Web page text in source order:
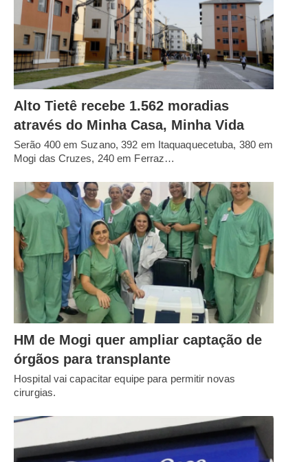
Alto Tietê recebe 1.562 moradias
através do Minha Casa, Minha Vida
Serão 400 em Suzano, 392 em Itaquaquecetuba, 380 em
Mogi das Cruzes, 240 em Ferraz…
HM de Mogi quer ampliar captação de
órgãos para transplante
Hospital vai capacitar equipe para permitir novas
cirurgias.